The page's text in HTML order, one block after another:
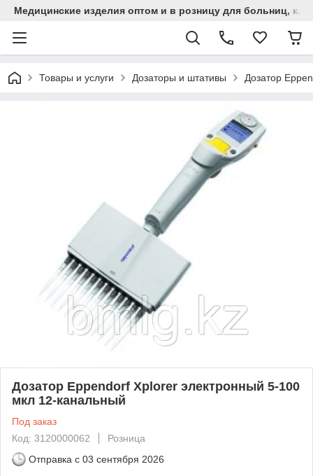
Медицинские изделия оптом и в розницу для больниц,
Товары и услуги Дозаторы и штативы Дозатор
Дозатор Eppendorf Xplorer электронный 5-100
мкл 12-канальный
Под заказ
Код: 3120000062
Розница
Отправка с 03 сентября 2026